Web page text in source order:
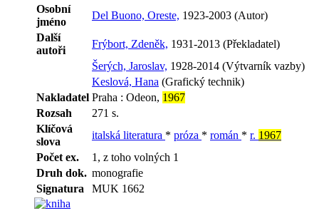
Osobní
jméno
Del Buono, Oreste, 1923-2003 (Autor)
Další
autoři
Frýbort, Zdeněk, 1931-2013 (Překladatel)
Šerých, Jaroslav, 1928-2014 (Výtvarník vazby)
Keslová, Hana (Grafický technik)
Nakladatel Praha : Odeon, 1967
Rozsah
271 s.
Klíčová
slova
italská literatura * próza * román * r. 1967
Počet ex.
1, z toho volných 1
Druh dok. monografie
Signatura
MUK 1662